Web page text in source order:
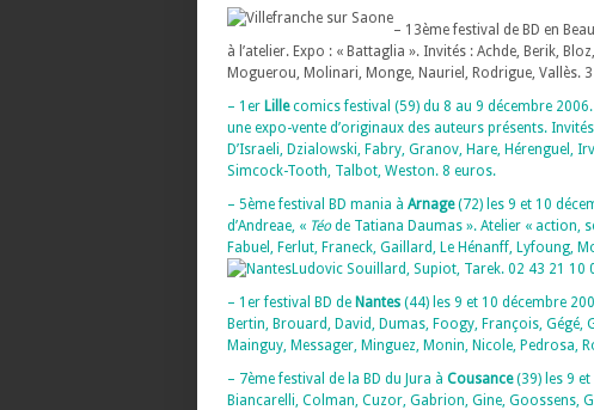
– 13ème festival de BD en
à l’atelier. Expo : « Battaglia ». Invités : Achde, Berik,
Moguerou, Molinari, Monge, Nauriel, Rodrigue, Vallès.
– 1er Lillecomics festival (59) du 8 au 9 décembre
une expo-vente d’originaux des auteurs présents.
D’Israeli, Dzialowski, Fabry, Granov, Hare, Hérenguel,
Simcock-Tooth, Talbot, Weston. 8 euros.
– 5ème festival BD mania à Arnage(72) les 9 et 10
d’Andreae, « Téode Tatiana Daumas ». Atelier « action,
Fabuel, Ferlut, Franeck, Gaillard, Le Hénanff, Lyfoung,
Ludovic Souillard, Supiot, Tarek. 02 43 21
– 1er festival BD de Nantes (44) les 9 et 10 décembre
Bertin, Brouard, David, Dumas, Foogy, François, Gégé,
Mainguy, Messager, Minguez, Monin, Nicole, Pedrosa,
– 7ème festival de la BD du Jura à Cousance(39) les 9 et
Biancarelli, Colman, Cuzor, Gabrion, Gine, Goossens,